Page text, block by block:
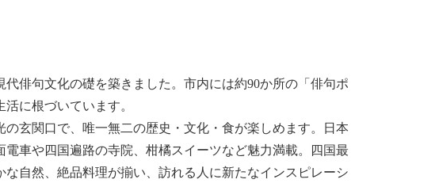
俳句文化の礎を築きました。市内には約90か所の「俳句ポ
に根づいています。
玄関口で、唯一無二の歴史・文化・食が楽しめます。日本
車や四国遍路の寺院、柑橘スイーツなど魅力満載。四国最
自然、絶品料理が揃い、訪れる人に新たなインスピレーシ